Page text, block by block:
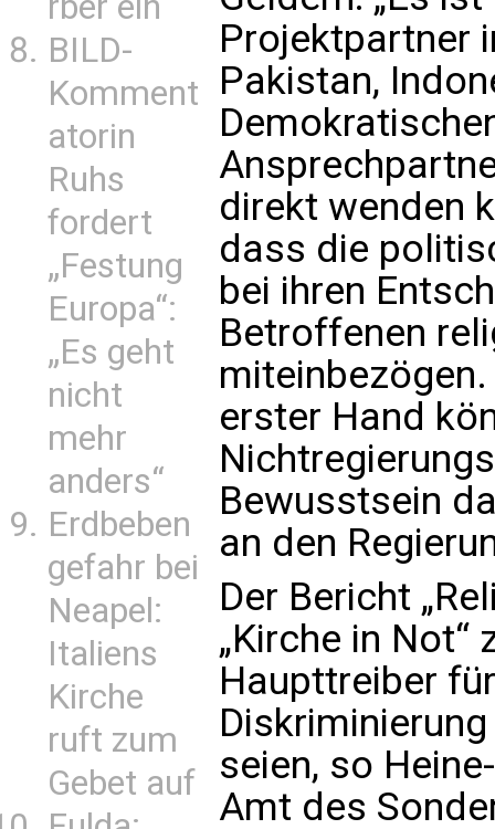
BILD-
Komment
atorin
Ruhs
fordert
„Festung
Europa“:
„Es geht
nicht
mehr
anders“
Erdbeben
gefahr bei
Neapel:
Italiens
Kirche
ruft zum
Gebet auf
Projektpartner
Pakistan,
direkt wenden
dass die
bei ihren
Betroffenen
erster Hand
Bewusstsein
an den
Der Bericht
„Kirche in Not“
Haupttreiber
seien, so
Amt des